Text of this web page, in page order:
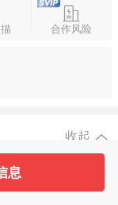
合作风险
收起
息